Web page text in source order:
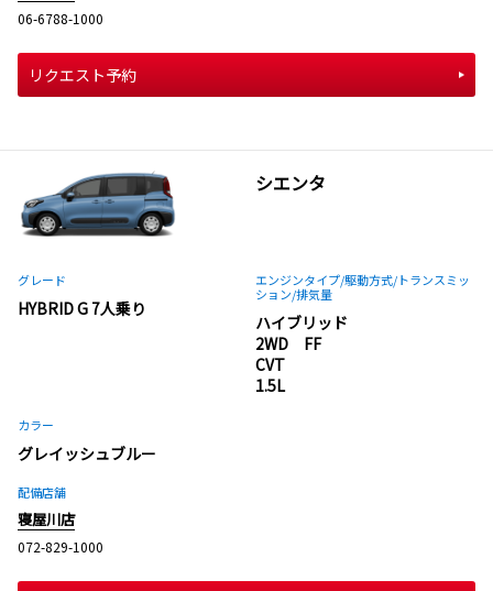
06-6788-1000
リクエスト予約
シエンタ
グレード
HYBRID G 7人乗り
エンジンタイプ/駆動方式/トランスミッ
ション/排気量
ハイブリッド
2WD FF
CVT
1.5L
カラー
グレイッシュブルー
配備店舗
寝屋川店
072-829-1000